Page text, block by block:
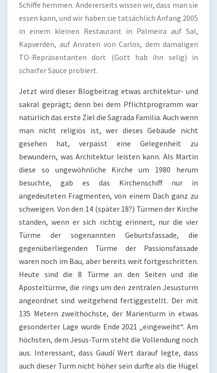
Schiffe hemmen. Andererseits wissen wir, dass man sie
essen kann, und wir haben sie tatsächlich Anfang 2005
in einem kleinen Restaurant in Palmeira auf Sal,
Kapverden, auf Anraten von Carlos, dem damaligen
TO-Repräsentanten dort (Gott hab ihn selig) in
scharfer Sauce probiert.
Jetzt wird dieser Blogbeitrag etwas architektur- und
sakral geprägt; denn bei dem Pflichtprogramm war
natürlich das erste Ziel die Sagrada Familia. Auch wenn
man nicht religiös ist, wer dieses Gebäude nicht
gesehen hat, verpasst eine Gelegenheit zu
bewundern, was Architektur leisten kann. Als Martin
diese so ungewöhnliche Kirche um 1980 herum
besuchte, gab es das Kirchenschiff nur in
angedeuteten Fragmenten, von einem Dach ganz zu
schweigen. Von den 14 (später 18?) Türmen der Kirche
standen, wenn er sich richtig erinnert, nur die vier
Türme der sogenannten Geburtsfassade, die
gegenüberliegenden Türme der Passionsfassade
waren noch im Bau, aber bereits weit fortgeschritten.
Heute sind die 8 Türme an den Seiten und die
Aposteltürme, die rings um den zentralen Jesusturm
angeordnet sind weitgehend fertiggestellt. Der mit
135 Metern zweithöchste, der Marienturm in etwas
gesonderter Lage wurde Ende 2021 „eingeweiht“. Am
höchsten, dem Jesus-Turm steht die Vollendung noch
aus. Interessant, dass Gaudí Wert darauf legte, dass
auch dieser Turm nicht höher sein durfte als die Hügel